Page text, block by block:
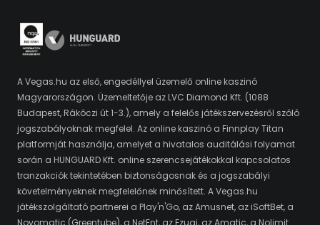
A Vegas.hu az első, engedéllyel üzemelő online kaszinó
Magyarországon. Üzemeltetője az LVC Diamond Kft. (1088
Budapest, Rákóczi út 1-3.), amely a felelős játékszervezésről szóló
jogszabályoknak megfelel. Az online kaszinó a Finnplay Titan
platformját használja, amelyet a hivatalos auditálási folyamat
során a HUNGUARD Kft. online szerencsejátékokkal kapcsolatos
tranzakciók tekintetében biztonságosnak és a jogszabályi
követelményeknek megfelelőnek minősített. A Vegas.hu
játékszolgáltató partnerei a Play'n'Go, az Amusnet, az iSoftBet, a
Novomatic (Greentube), a NetEnt, az Ezugi, az Amatic, a Nolimit